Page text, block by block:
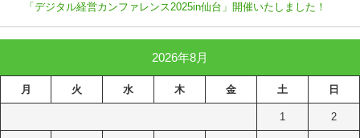
「デジタル経営カンファレンス2025in仙台」開催いたしました！
2026年8月
月 火 水 木 金 土 日
1 2